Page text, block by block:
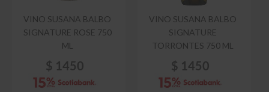
VINO SUSANA BALBO
SIGNATURE ROSE 750
ML
$ 1450
VINO SUSANA BALBO
SIGNATURE
TORRONTES 750 ML
$ 1450